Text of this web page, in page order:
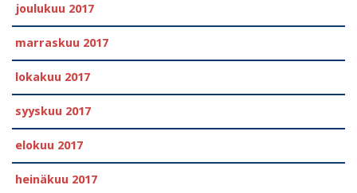
joulukuu 2017
marraskuu 2017
lokakuu 2017
syyskuu 2017
elokuu 2017
heinäkuu 2017